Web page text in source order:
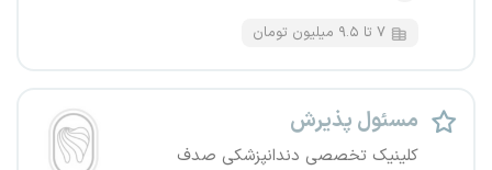
۷ تا ۹.۵ میلیون تومان
مسئول پذیرش
کلینیک تخصصی دندانپزشکی صدف